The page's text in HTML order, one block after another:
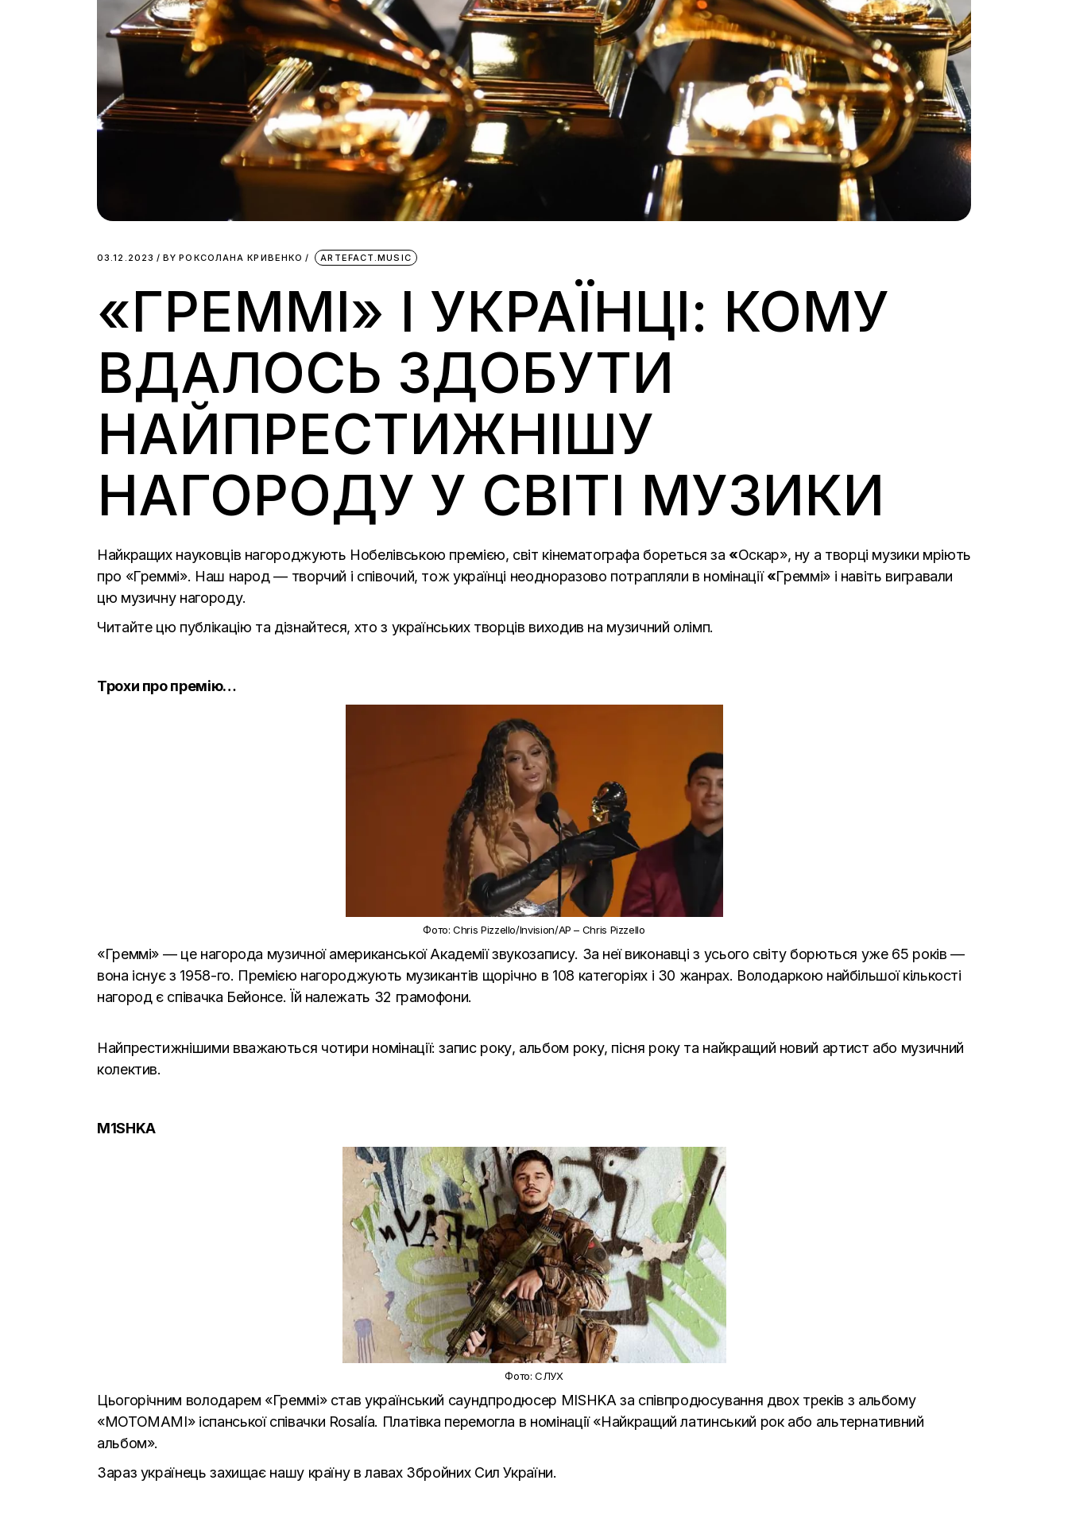
03.12.2023 BY РОКСОЛАНА КРИВЕНКО ARTEFACT.MUSIC
«ГРЕММІ» І УКРАЇНЦІ: КОМУ
ВДАЛОСЬ ЗДОБУТИ
НАЙПРЕСТИЖНІШУ
НАГОРОДУ У СВІТІ МУЗИКИ
Найкращих науковців нагороджують Нобелівською премією, світ кінематографа бореться за «Оскар», ну а творці музики мріють
про «Греммі». Наш народ — творчий і співочий, тож українці неодноразово потрапляли в номінації«Греммі» і навіть вигравали
цю музичну нагороду.
Читайте цю публікацію та дізнайтеся, хто з українських творців виходив на музичний олімп.
Трохи про премію…
Фото: Chris Pizzello/Invision/AP – Chris Pizzello
«Греммі» — це нагорода музичної американської Академії звукозапису. За неї виконавці з усього світу борються уже 65 років —
вона існує з 1958-го. Премією нагороджують музикантів щорічно в 108 категоріях і 30 жанрах. Володаркою найбільшої кількості
нагород є співачка Бейонсе. Їй належать 32 грамофони.
Найпрестижнішими вважаються чотири номінації: запис року, альбом року, пісня року та найкращий новий артист або музичний
колектив.
M1SHKA
Фото: СЛУХ
Цьогорічним володарем «Греммі» став український саундпродюсер MISHKA за співпродюсування двох треків з альбому
«MOTOMAMI» іспанської співачки Rosalía. Платівка перемогла в номінації «Найкращий латинський рок або альтернативний
альбом».
Зараз українець захищає нашу країну в лавах Збройних Сил України.